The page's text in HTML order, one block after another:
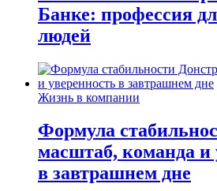
Банке: профессия
людей
Жизнь в компании
Формула
масштаб, команда и
в завтрашнем дне